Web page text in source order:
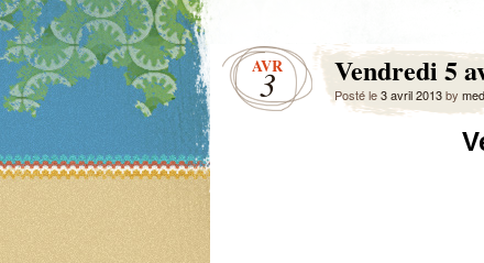
AVR
3 Vendredi 5
Posté le3 avril 2013by